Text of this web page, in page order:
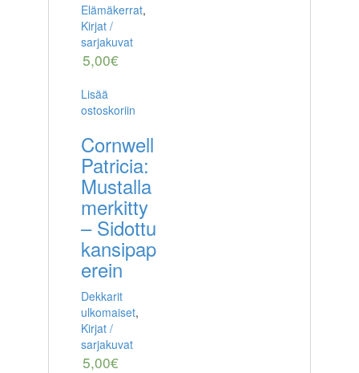
Elämäkerrat,
Kirjat /
sarjakuvat
5,00€
Lisää
ostoskoriin
Cornwell
Patricia:
Mustalla
merkitty
– Sidottu
kansipap
erein
Dekkarit
ulkomaiset,
Kirjat /
sarjakuvat
5,00€